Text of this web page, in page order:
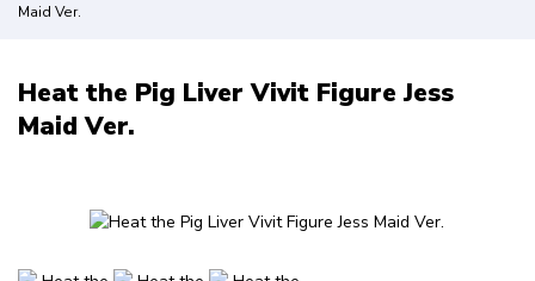
Maid Ver.
Heat the Pig Liver Vivit Figure Jess
Maid Ver.